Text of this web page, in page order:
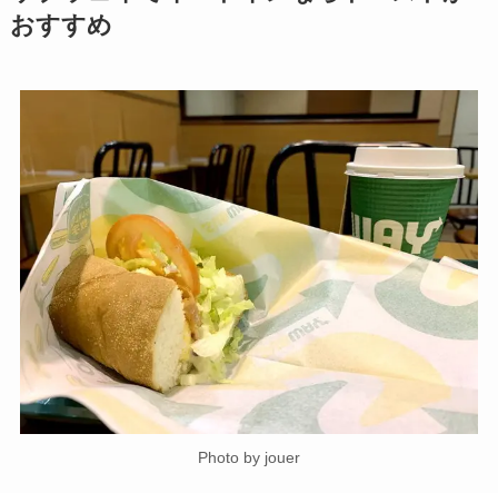
おすすめ
Photo by jouer